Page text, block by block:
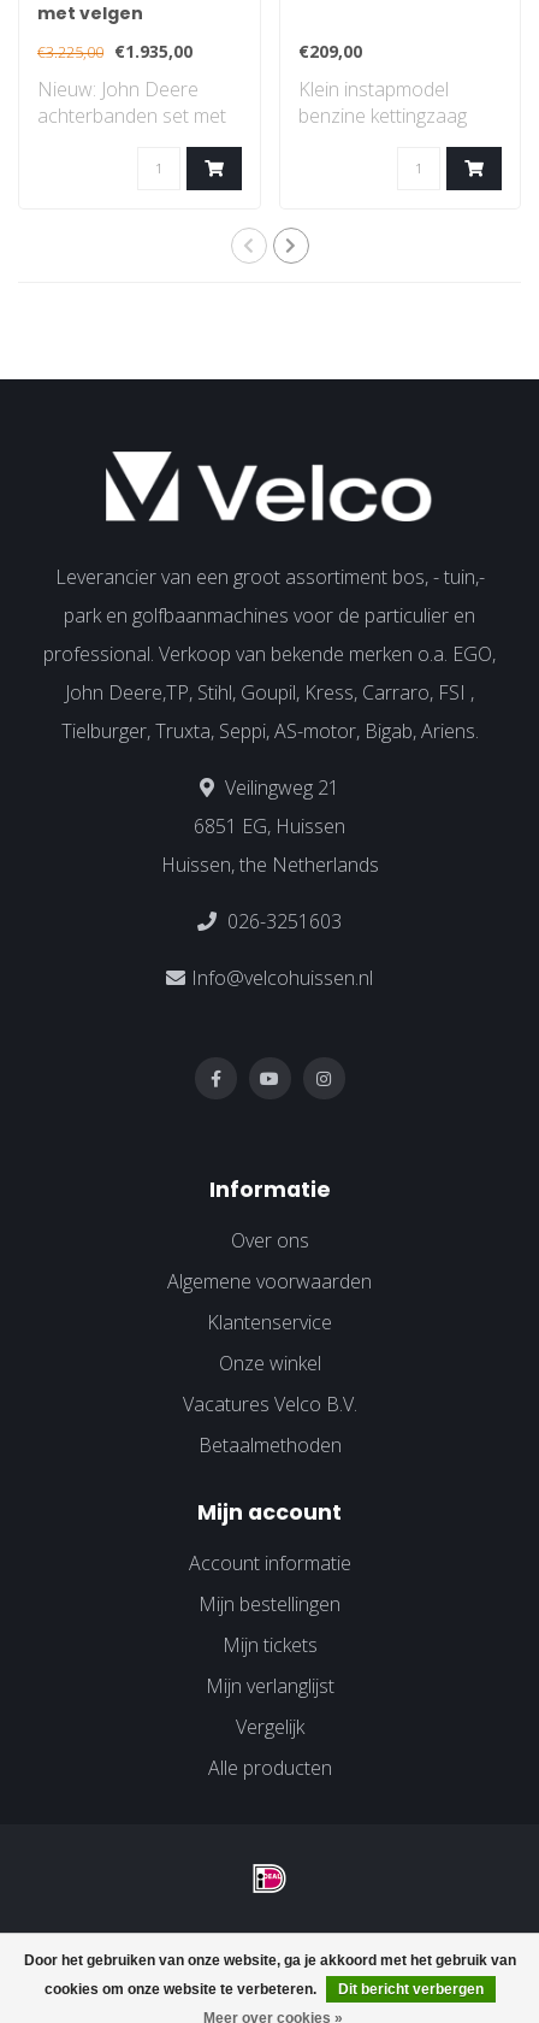
met velgen
€3.225,00 €1.935,00
Nieuw: John Deere
achterbanden set met
velgen, gazon profiel..
€209,00
Klein instapmodel
benzine kettingzaag
met STIHL 2-MIX-
Door het gebruiken van onze website, ga je akkoord met het gebruik van
cookies om onze website te verbeteren.
Dit bericht verbergen
Meer over cookies »
Leverancier van een groot assortiment bos, - tuin,-
park en golfbaanmachines voor de particulier en
professional. Verkoop van bekende merken o.a. EGO,
John Deere,TP, Stihl, Goupil, Kress, Carraro, FSI ,
Tielburger, Truxta, Seppi, AS-motor, Bigab, Ariens.
Veilingweg 21
6851 EG, Huissen
Huissen, the Netherlands
026-3251603
Info@velcohuissen.nl
Informatie
Over ons
Algemene voorwaarden
Klantenservice
Onze winkel
Vacatures Velco B.V.
Betaalmethoden
Mijn account
Account informatie
Mijn bestellingen
Mijn tickets
Mijn verlanglijst
Vergelijk
Alle producten
© Copyright 2026 Velco Huissen - Powered byLightspeed-
Dyvelopment